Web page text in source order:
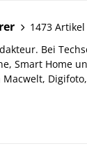
1473 Artikel
Bei
Smart Home
Macwelt,